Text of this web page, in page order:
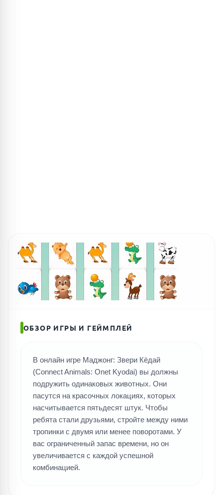
ОБЗОР ИГРЫ И ГЕЙМПЛЕЙ
В онлайн игре Маджонг: Звери Кёдай
(Connect Animals: Onet Kyodai) вы должны
подружить одинаковых животных. Они
пасутся на красочных локациях, которых
насчитывается пятьдесят штук. Чтобы
ребята стали друзьями, стройте между ними
тропинки с двумя или менее поворотами. У
вас ограниченный запас времени, но он
увеличивается с каждой успешной
комбинацией.